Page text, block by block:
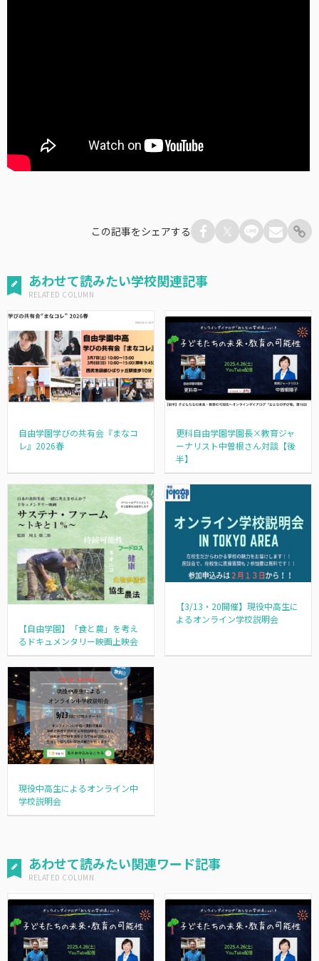
この記事をシェアする
あわせて読みたい学校関連記事
自由学園学びの共有会『まなコ
レ』2026春
更科自由学園学園長×教育ジャ
ーナリスト中曽根さん対談【後
半】
【自由学園】「食と農」を考え
るドキュメンタリー映画上映会
【3/13・20開催】現役中高生に
よるオンライン学校説明会
現役中高生によるオンライン中
学校説明会
あわせて読みたい関連ワード記事